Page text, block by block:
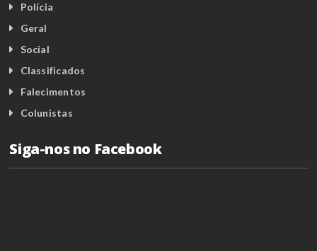
Polícia
Geral
Social
Classificados
Falecimentos
Colunistas
Siga-nos no Facebook